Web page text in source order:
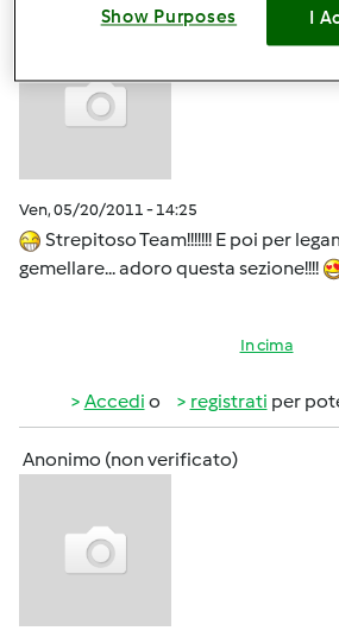
Anonimo (non verificato)
Ven, 05/20/2011 - 14:25
Strepitoso Team!!!!!!! E poi per
gemellare... adoro questa sezione!!!!
In cima
Accedi o registrati per
Anonimo (non verificato)
Show Purposes I